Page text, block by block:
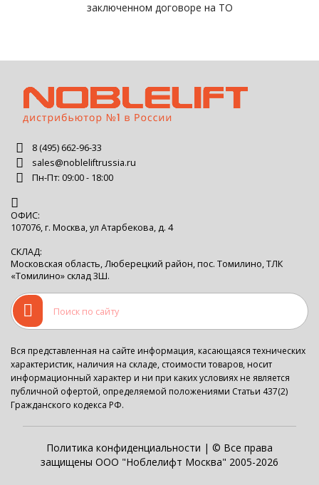
заключенном договоре на ТО
8 (495) 662-96-33
sales@nobleliftrussia.ru
Пн-Пт: 09:00 - 18:00
ОФИС:
107076, г. Москва, ул Атарбекова, д. 4
СКЛАД:
Московская область, Люберецкий район, пос. Томилино, ТЛК
«Томилино» склад 3Ш.
Вся представленная на сайте информация, касающаяся технических
характеристик, наличия на складе, стоимости товаров, носит
информационный характер и ни при каких условиях не является
публичной офертой, определяемой положениями Статьи 437(2)
Гражданского кодекса РФ.
Политика конфиденциальности | © Все права
защищены ООО "Ноблелифт Москва" 2005-2026